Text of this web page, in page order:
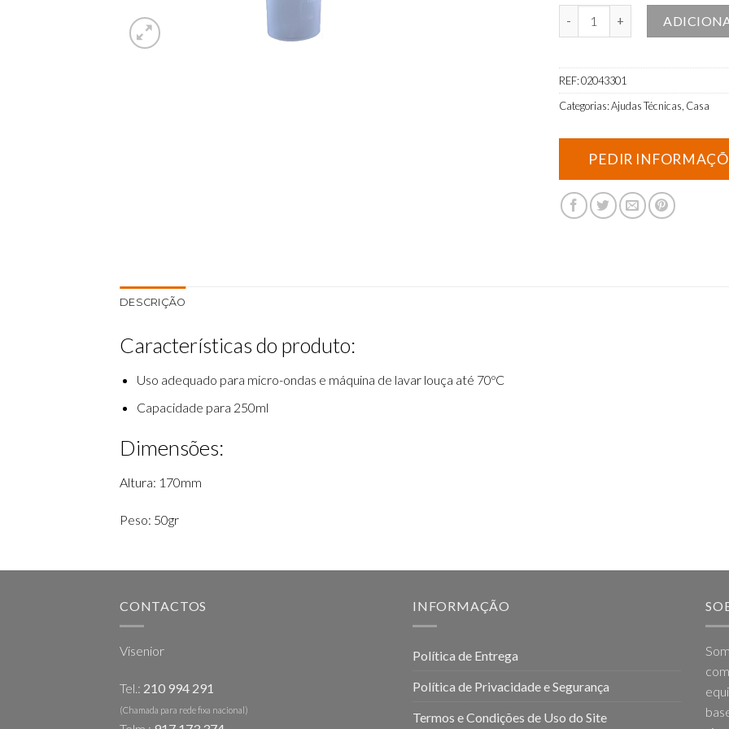
REF:02043301
Categorias:Ajudas Técnicas Casa
DESCRIÇÃO
Características do produto:
Uso adequado para micro-ondas e máquina de lavar louça até 70ºC
Capacidade para 250ml
Dimensões:
Altura: 170mm
Peso: 50gr
CONTACTOS
Visenior
Tel.: 210 994 291
(Chamada para rede fixa nacional)
INFORMAÇÃO
Política de Entrega
Política de Privacidade e Segurança
Termos e Condições de Uso do Site